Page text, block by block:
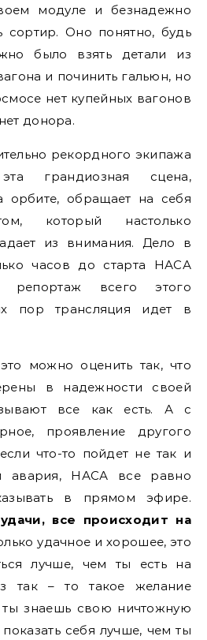
модуле и безнадежно
сортир. Оно понятно, будь
было взять детали из
и починить гальюн, но
нет купейных вагонов
донора.
рекордного экипажа
грандиозная сцена,
орбите, обращает на себя
который настолько
из внимания. Дело в
часов до старта НАСА
репортаж всего этого
пор трансляция идет в
можно оценить так, что
в надежности своей
все как есть. А с
проявление другого
что-то пойдет не так и
авария, НАСА все равно
в прямом эфире.
все происходит на
удачное и хорошее, это
лучше, чем ты есть на
так – то такое желание
ты знаешь свою ничтожную
себя лучше, чем ты